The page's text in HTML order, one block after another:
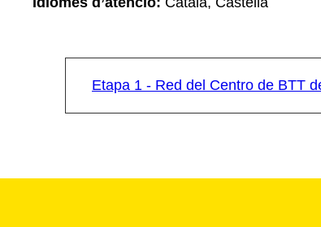
Etapa 1 - Red del Centro de BTT